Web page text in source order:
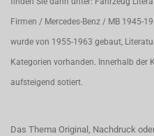
Firmen / Mercedes-Benz / MB 1945-
wurde von 1955-1963 gebaut,
Kategorien vorhanden. Innerhalb der
aufsteigend sotiert.
Das Thema Original, Nachdruck